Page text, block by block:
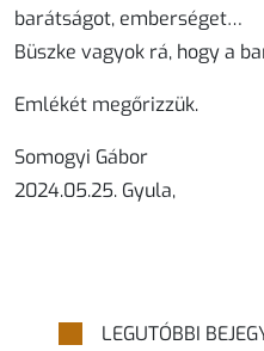
barátságot, emberséget…
Büszke vagyok rá, hogy a
Emlékét megőrizzük.
Somogyi Gábor
2024.05.25. Gyula,
LEGUTÓBBI